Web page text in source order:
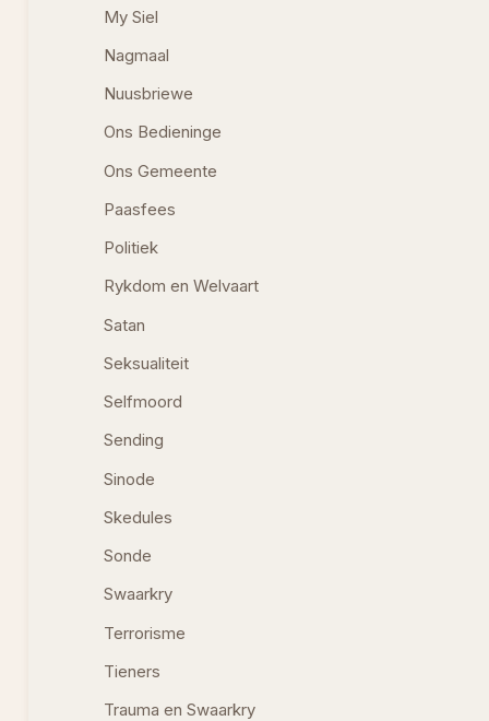
My Siel
Nagmaal
Nuusbriewe
Ons Bedieninge
Ons Gemeente
Paasfees
Politiek
Rykdom en Welvaart
Satan
Seksualiteit
Selfmoord
Sending
Sinode
Skedules
Sonde
Swaarkry
Terrorisme
Tieners
Trauma en Swaarkry